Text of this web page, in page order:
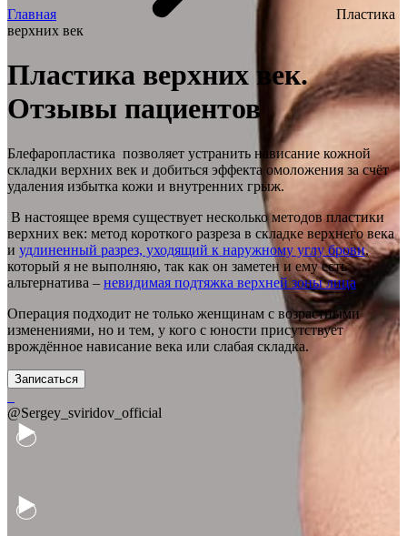
Главная
Пластика
верхних век
Пластика верхних век.
Отзывы пациентов
Блефаропластика позволяет устранить нависание кожной
складки верхних век и добиться эффекта омоложения за счёт
удаления избытка кожи и внутренних грыж.
В настоящее время существует несколько методов пластики
верхних век: метод короткого разреза в складке верхнего века
и удлиненный разрез, уходящий к наружному углу брови,
который я не выполняю, так как он заметен и ему есть
альтернатива – невидимая подтяжка верхней зоны лица.
Операция подходит не только женщинам с возрастными
изменениями, но и тем, у кого с юности присутствует
врождённое нависание века или слабая складка.
Записаться
@Sergey_sviridov_official